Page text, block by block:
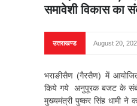
समावेशी विकास का
उत्तराखण्ड August 20,
भराङीसैण (गैरसैण) में
किये गये अनुपूरक बजट के संबंध
मुख्यमंत्री पुष्कर सिंह धामी